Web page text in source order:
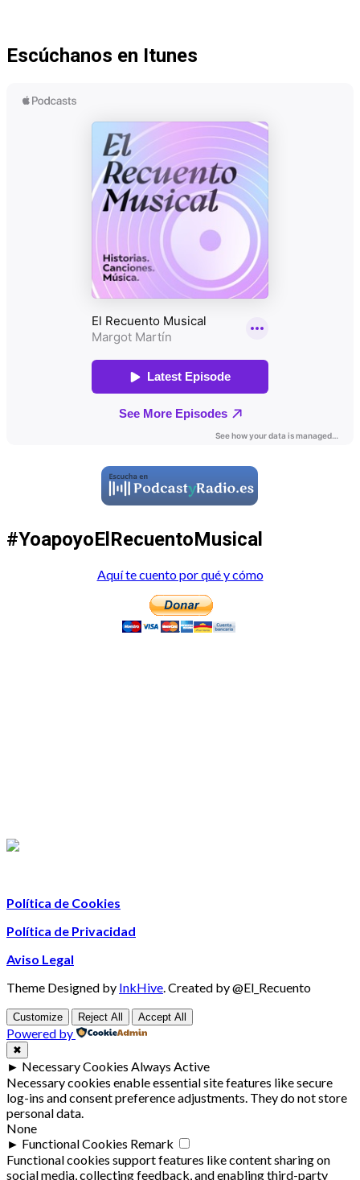
Escúchanos en Itunes
#YoapoyoElRecuentoMusical
Aquí te cuento por qué y cómo
Política de Cookies
Política de Privacidad
Aviso Legal
Theme Designed by InkHive Created by @El_Recuento
Customize Reject All Accept All
Powered by
✖
► Necessary Cookies Always Active
Necessary cookies enable essential site features like secure
log-ins and consent preference adjustments. They do not store
personal data.
None
► Functional Cookies Remark
Functional cookies support features like content sharing on
social media, collecting feedback, and enabling third-party